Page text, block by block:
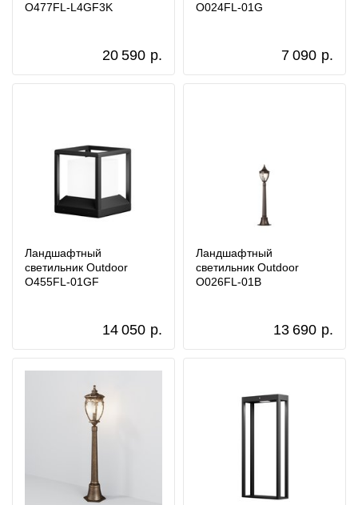
O477FL-L4GF3K
20 590 р.
O024FL-01G
7 090 р.
Ландшафтный
светильник Outdoor
O455FL-01GF
14 050 р.
Ландшафтный
светильник Outdoor
O026FL-01B
13 690 р.